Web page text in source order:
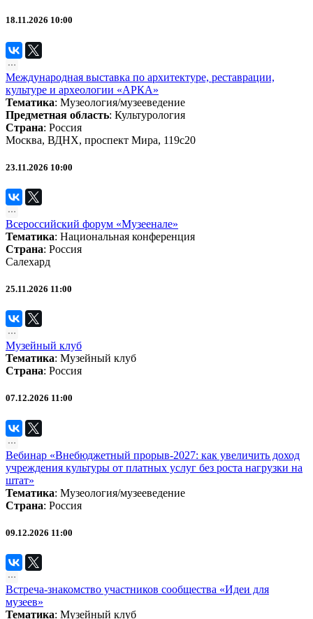
18.11.2026 10:00
Международная выставка по архитектуре, реставрации,
культуре и археологии «АРКА»
Тематика: Музеология/музееведение
Предметная область: Культурология
Страна: Россия
Москва, ВДНХ, проспект Мира, 119с20
23.11.2026 10:00
Всероссийский форум «Музеенале»
Тематика: Национальная конференция
Страна: Россия
Салехард
25.11.2026 11:00
Музейный клуб
Тематика: Музейный клуб
Страна: Россия
07.12.2026 11:00
Вебинар «Внебюджетный прорыв‑2027: как увеличить доход
учреждения культуры от платных услуг без роста нагрузки на
штат»
Тематика: Музеология/музееведение
Страна: Россия
09.12.2026 11:00
Встреча-знакомство участников сообщества «Идеи для
музеев»
Тематика: Музейный клуб